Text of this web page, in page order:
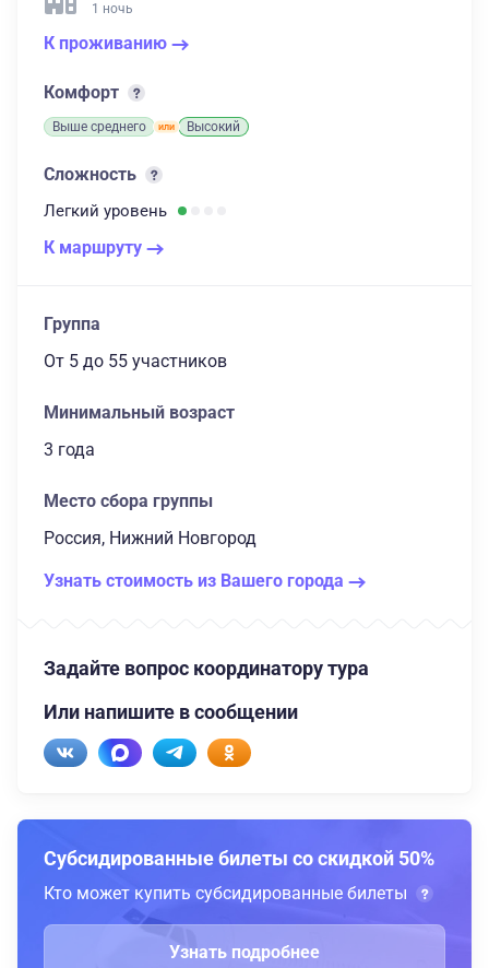
1 ночь
К проживанию
Комфорт
Выше среднего Высокий
Сложность
Легкий уровень
К маршруту
Группа
От 5 до 55 участников
Минимальный возраст
3 года
Место сбора группы
Россия, Нижний Новгород
Узнать стоимость из Вашего города
Задайте вопрос координатору тура
Или напишите в сообщении
Субсидированные билеты со скидкой 50%
Кто может купить субсидированные билеты
Узнать подробнее